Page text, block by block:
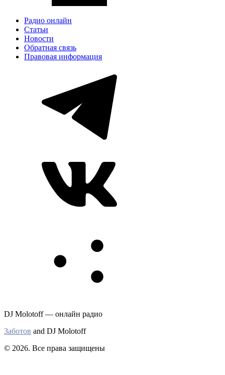
Радио онлайн
Статьи
Новости
Обратная связь
Правовая информация
DJ Molotoff — онлайн радио
Заботов and DJ Molotoff
© 2026. Все права защищены